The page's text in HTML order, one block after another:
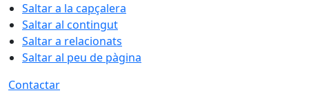
Saltar a la capçalera
Saltar al contingut
Saltar a relacionats
Saltar al peu de pàgina
Contactar